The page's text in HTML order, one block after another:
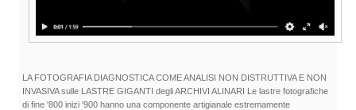
LA FOTOGRAFIA DIAGNOSTICA COME ANALISI NON DISTRUTTIVA E NON
INVASIVA sulle LASTRE GIGANTI degli ARCHIVI ALINARI Le lastre fotografiche
di fine '800 inizi '900 hanno una componente artigianale estremamente